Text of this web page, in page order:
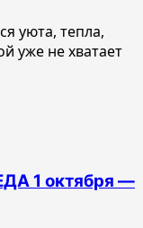
уюта, тепла,
уже не хватает
1 октября —